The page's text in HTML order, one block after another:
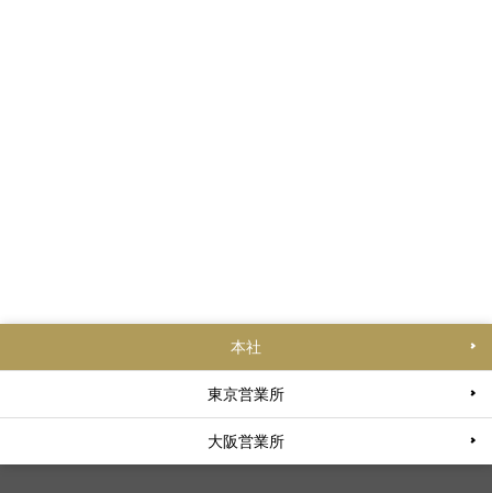
本社
東京営業所
大阪営業所